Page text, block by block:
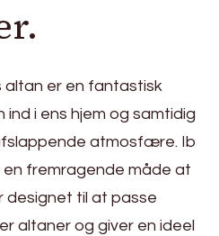
altan er en fantastisk
i ens hjem og samtidig
atmosfære. Ib
fremragende måde at
designet til at passe
altaner og giver en ideel